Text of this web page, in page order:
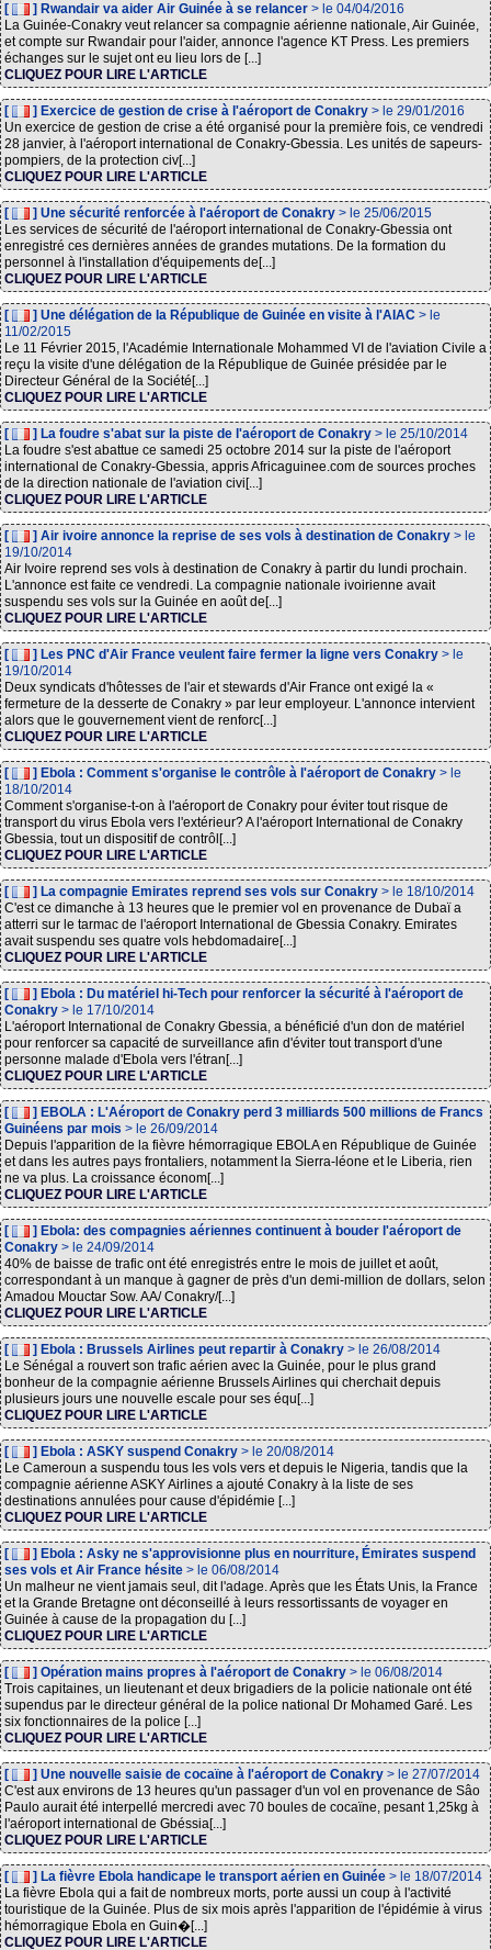
[ ] Rwandair va aider Air Guinée à se relancer > le 04/04/2016
La Guinée-Conakry veut relancer sa compagnie aérienne nationale, Air Guinée,
et compte sur Rwandair pour l'aider, annonce l'agence KT Press. Les premiers
échanges sur le sujet ont eu lieu lors de [...]
CLIQUEZ POUR LIRE L'ARTICLE
[ ] Exercice de gestion de crise à l'aéroport de Conakry > le 29/01/2016
Un exercice de gestion de crise a été organisé pour la première fois, ce vendredi
28 janvier, à l'aéroport international de Conakry-Gbessia. Les unités de sapeurs-
pompiers, de la protection civ[...]
CLIQUEZ POUR LIRE L'ARTICLE
[ ] Une sécurité renforcée à l'aéroport de Conakry > le 25/06/2015
Les services de sécurité de l'aéroport international de Conakry-Gbessia ont
enregistré ces dernières années de grandes mutations. De la formation du
personnel à l'installation d'équipements de[...]
CLIQUEZ POUR LIRE L'ARTICLE
[ ] Une délégation de la République de Guinée en visite à l'AIAC > le
11/02/2015
Le 11 Février 2015, l'Académie Internationale Mohammed VI de l'aviation Civile a
reçu la visite d'une délégation de la République de Guinée présidée par le
Directeur Général de la Société[...]
CLIQUEZ POUR LIRE L'ARTICLE
[ ] La foudre s'abat sur la piste de l'aéroport de Conakry > le 25/10/2014
La foudre s'est abattue ce samedi 25 octobre 2014 sur la piste de l'aéroport
international de Conakry-Gbessia, appris Africaguinee.com de sources proches
de la direction nationale de l'aviation civi[...]
CLIQUEZ POUR LIRE L'ARTICLE
[ ] Air ivoire annonce la reprise de ses vols à destination de Conakry > le
19/10/2014
Air Ivoire reprend ses vols à destination de Conakry à partir du lundi prochain.
L'annonce est faite ce vendredi. La compagnie nationale ivoirienne avait
suspendu ses vols sur la Guinée en août de[...]
CLIQUEZ POUR LIRE L'ARTICLE
[ ] Les PNC d'Air France veulent faire fermer la ligne vers Conakry > le
19/10/2014
Deux syndicats d'hôtesses de l'air et stewards d'Air France ont exigé la «
fermeture de la desserte de Conakry » par leur employeur. L'annonce intervient
alors que le gouvernement vient de renforc[...]
CLIQUEZ POUR LIRE L'ARTICLE
[ ] Ebola : Comment s'organise le contrôle à l'aéroport de Conakry > le
18/10/2014
Comment s'organise-t-on à l'aéroport de Conakry pour éviter tout risque de
transport du virus Ebola vers l'extérieur? A l'aéroport International de Conakry
Gbessia, tout un dispositif de contrôl[...]
CLIQUEZ POUR LIRE L'ARTICLE
[ ] La compagnie Emirates reprend ses vols sur Conakry > le 18/10/2014
C'est ce dimanche à 13 heures que le premier vol en provenance de Dubaï a
atterri sur le tarmac de l'aéroport International de Gbessia Conakry. Emirates
avait suspendu ses quatre vols hebdomadaire[...]
CLIQUEZ POUR LIRE L'ARTICLE
[
] Ebola : Du matériel hi-Tech pour renforcer la sécurité à l'aéroport de
Conakry > le 17/10/2014
L'aéroport International de Conakry Gbessia, a bénéficié d'un don de matériel
pour renforcer sa capacité de surveillance afin d'éviter tout transport d'une
personne malade d'Ebola vers l'étran[...]
CLIQUEZ POUR LIRE L'ARTICLE
[
] EBOLA : L'Aéroport de Conakry perd 3 milliards 500 millions de Francs
Guinéens par mois > le 26/09/2014
Depuis l'apparition de la fièvre hémorragique EBOLA en République de Guinée
et dans les autres pays frontaliers, notamment la Sierra-léone et le Liberia, rien
ne va plus. La croissance économ[...]
CLIQUEZ POUR LIRE L'ARTICLE
[
] Ebola: des compagnies aériennes continuent à bouder l'aéroport de
Conakry > le 24/09/2014
40% de baisse de trafic ont été enregistrés entre le mois de juillet et août,
correspondant à un manque à gagner de près d'un demi-million de dollars, selon
Amadou Mouctar Sow. AA/ Conakry/[...]
CLIQUEZ POUR LIRE L'ARTICLE
[ ] Ebola : Brussels Airlines peut repartir à Conakry > le 26/08/2014
Le Sénégal a rouvert son trafic aérien avec la Guinée, pour le plus grand
bonheur de la compagnie aérienne Brussels Airlines qui cherchait depuis
plusieurs jours une nouvelle escale pour ses équ[...]
CLIQUEZ POUR LIRE L'ARTICLE
[ ] Ebola : ASKY suspend Conakry > le 20/08/2014
Le Cameroun a suspendu tous les vols vers et depuis le Nigeria, tandis que la
compagnie aérienne ASKY Airlines a ajouté Conakry à la liste de ses
destinations annulées pour cause d'épidémie [...]
CLIQUEZ POUR LIRE L'ARTICLE
[
] Ebola : Asky ne s'approvisionne plus en nourriture, Émirates suspend
ses vols et Air France hésite > le 06/08/2014
Un malheur ne vient jamais seul, dit l'adage. Après que les États Unis, la France
et la Grande Bretagne ont déconseillé à leurs ressortissants de voyager en
Guinée à cause de la propagation du [...]
CLIQUEZ POUR LIRE L'ARTICLE
[ ] Opération mains propres à l'aéroport de Conakry > le 06/08/2014
Trois capitaines, un lieutenant et deux brigadiers de la policie nationale ont été
supendus par le directeur général de la police national Dr Mohamed Garé. Les
six fonctionnaires de la police [...]
CLIQUEZ POUR LIRE L'ARTICLE
[ ] Une nouvelle saisie de cocaïne à l'aéroport de Conakry > le 27/07/2014
C'est aux environs de 13 heures qu'un passager d'un vol en provenance de Sâo
Paulo aurait été interpellé mercredi avec 70 boules de cocaïne, pesant 1,25kg à
l'aéroport international de Gbéssia[...]
CLIQUEZ POUR LIRE L'ARTICLE
[ ] La fièvre Ebola handicape le transport aérien en Guinée > le 18/07/2014
La fièvre Ebola qui a fait de nombreux morts, porte aussi un coup à l'activité
touristique de la Guinée. Plus de six mois après l'apparition de l'épidémie à virus
hémorragique Ebola en Guin�[...]
CLIQUEZ POUR LIRE L'ARTICLE